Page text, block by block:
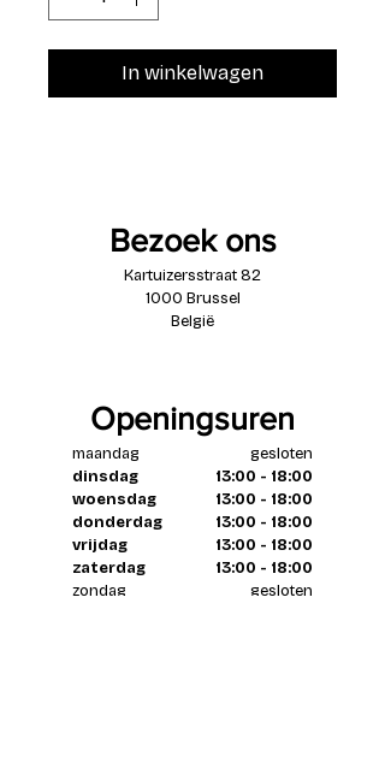
In winkelwagen
Bezoek ons
Kartuizersstraat 82
1000 Brussel
België
Openingsuren
gesloten
13:00 - 18:00
13:00 - 18:00
13:00 - 18:00
13:00 - 18:00
13:00 - 18:00
gesloten
maandag
dinsdag
woensdag
donderdag
vrijdag
zaterdag
zondag